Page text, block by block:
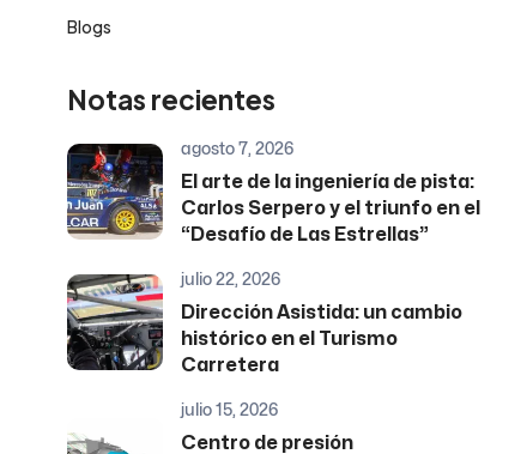
Blogs
Notas recientes
agosto 7, 2026
El arte de la ingeniería de pista:
Carlos Serpero y el triunfo en el
“Desafío de Las Estrellas”
julio 22, 2026
Dirección Asistida: un cambio
histórico en el Turismo
Carretera
julio 15, 2026
Centro de presión